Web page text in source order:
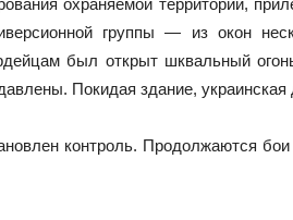
охраняемой территории,
группы — из окон
был открыт шквальный
Покидая здание, украинская
контроль. Продолжаются